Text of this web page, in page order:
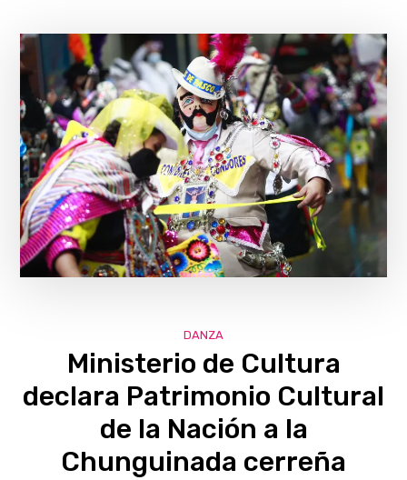
DANZA
Ministerio de Cultura
declara Patrimonio Cultural
de la Nación a la
Chunguinada cerreña